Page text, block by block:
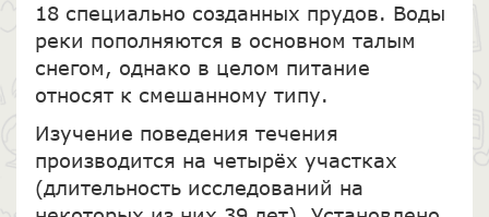
18 специально созданных прудов. Воды
реки пополняются в основном талым
снегом, однако в целом питание
относят к смешанному типу.
Изучение поведения течения
производится на четырёх участках
(длительность исследований на